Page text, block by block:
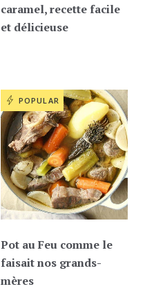
caramel, recette facile
et délicieuse
POPULAR
Pot au Feu comme le
faisait nos grands-
mères